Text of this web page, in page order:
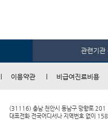
관련기관
이용약관 비급여진료비용
(31116) 충남 천안시 동남구 망향로 201
대표전화 전국어디서나 지역번호 없이